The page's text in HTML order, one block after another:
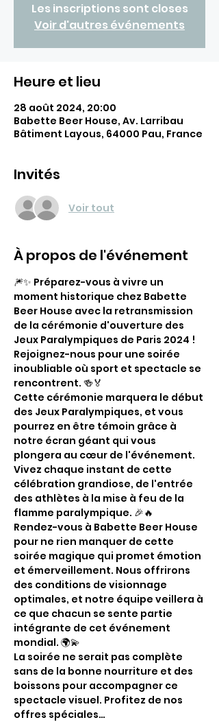
Les inscriptions sont closes
Voir d'autres événements
Heure et lieu
28 août 2024, 20:00
Babette Beer House, Av. Larribau
Bâtiment Layous, 64000 Pau, France
Invités
Voir tout
À propos de l'événement
🎆✨ Préparez-vous à vivre un
moment historique chez Babette
Beer House avec la retransmission
de la cérémonie d'ouverture des
Jeux Paralympiques de Paris 2024 !
Rejoignez-nous pour une soirée
inoubliable où sport et spectacle se
rencontrent. 🍻🏅
Cette cérémonie marquera le début
des Jeux Paralympiques, et vous
pourrez en être témoin grâce à
notre écran géant qui vous
plongera au cœur de l'événement.
Vivez chaque instant de cette
célébration grandiose, de l'entrée
des athlètes à la mise à feu de la
flamme paralympique. 🎉🔥
Rendez-vous à Babette Beer House
pour ne rien manquer de cette
soirée magique qui promet émotion
et émerveillement. Nous offrirons
des conditions de visionnage
optimales, et notre équipe veillera à
ce que chacun se sente partie
intégrante de cet événement
mondial. 🌍💫
La soirée ne serait pas complète
sans de la bonne nourriture et des
boissons pour accompagner ce
spectacle visuel. Profitez de nos
offres spéciales…